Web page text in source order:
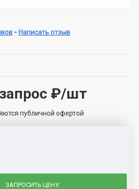
- Написать отзыв
₽/шт
публичной офертой
ЗАПРОСИТЬ ЦЕНУ